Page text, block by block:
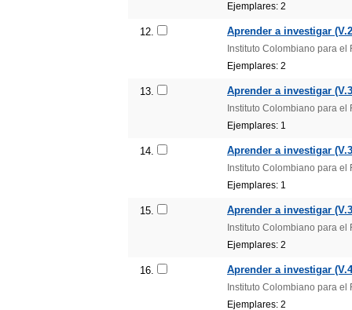
Ejemplares: 2
12. Aprender a investigar
Instituto Colombiano para el
Ejemplares: 2
13. Aprender a investigar
Instituto Colombiano para el
Ejemplares: 1
14. Aprender a investigar
Instituto Colombiano para el
Ejemplares: 1
15. Aprender a investigar
Instituto Colombiano para el
Ejemplares: 2
16. Aprender a investigar
Instituto Colombiano para el
Ejemplares: 2